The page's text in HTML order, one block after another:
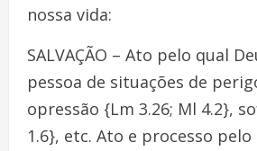
nossa vida:
SALVAÇÃO – Ato pelo qual
pessoa de situações de
opressão {Lm 3.26; Ml 4.2},
1.6}, etc. Ato e processo